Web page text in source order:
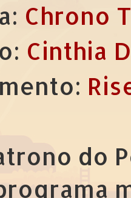
Chrono
Cinthia
do